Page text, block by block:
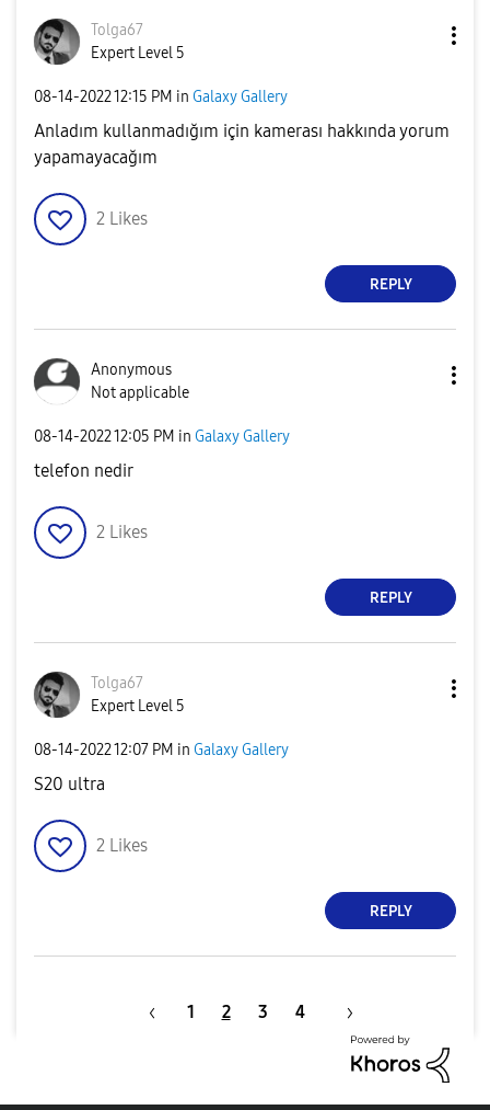
Tolga67
Expert Level 5
‎08-14-202212:15 PM in Galaxy Gallery
Anladım kullanmadığım için kamerası hakkında yorum
yapamayacağım
2 Likes
REPLY
Anonymous
Not applicable
‎08-14-202212:05 PM in Galaxy Gallery
telefon nedir
2 Likes
REPLY
Tolga67
Expert Level 5
‎08-14-202212:07 PM in Galaxy Gallery
S20 ultra
2 Likes
REPLY
1 2 3 4